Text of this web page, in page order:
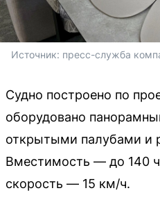
Источник: пресс-служба
Судно построено по
оборудовано
открытыми палубами и
Вместимость — до 140
скорость — 15 км/ч.